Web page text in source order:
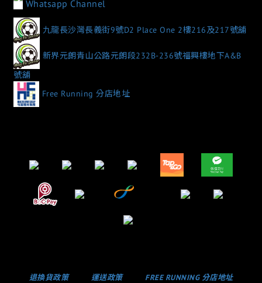
Whatsapp Channel
九龍長沙灣長義街9號D2 Place One 2樓216及217號舖
新界元朗青山公路元朗段232B-236號福興樓地下A&B
號舖
Free Running 分店地址
退換貨政策 運送政策 FREE RUNNING 分店地址